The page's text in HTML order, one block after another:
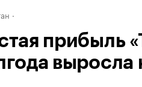
прибыль
выросла